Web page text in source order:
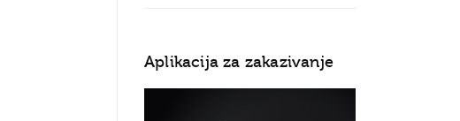
Aplikacija za zakazivanje